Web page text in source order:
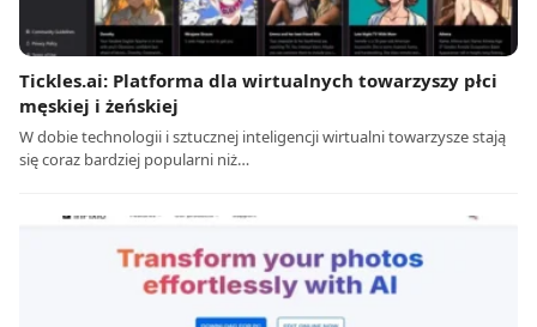
Tickles.ai: Platforma dla wirtualnych towarzyszy płci
męskiej i żeńskiej
W dobie technologii i sztucznej inteligencji wirtualni towarzysze stają
się coraz bardziej popularni niż…